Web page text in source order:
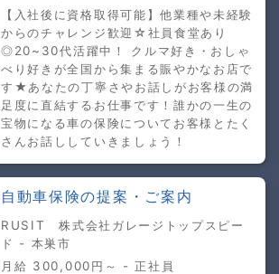
【入社後に資格取得可能】他業種や未経験
からのチャレンジ歓迎☆社員食堂あり
◎20~30代活躍中！ クルマ好き・おしゃ
べり好きが全国から集まる賑やかなお店で
す★あなたの丁寧さやお話しがお客様の満
足度に直結するお仕事です！誰かの一生の
宝物になる車の保険についてお客様とたく
さんお話ししていきましょう！
自動車保険の提案・ご案内
RUSIT 株式会社ガレージトップスピー
ド - 本巣市
月給 300,000円～ - 正社員